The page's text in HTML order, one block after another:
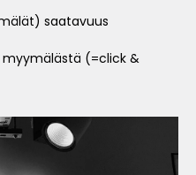
saatavuus
myymälästä (=click &